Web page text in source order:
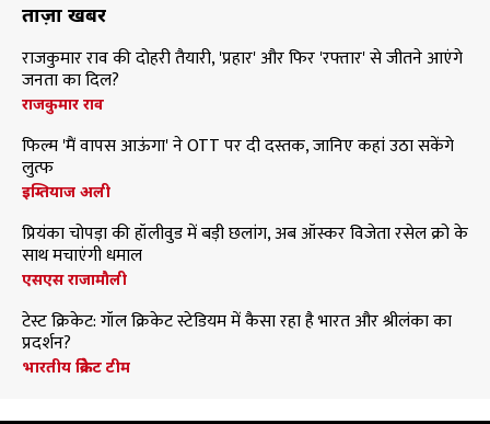
ताज़ा खबरें
राजकुमार राव की दोहरी तैयारी, 'प्रहार' और फिर 'रफ्तार' से जीतने आएंगे
जनता का दिल?
राजकुमार राव
फिल्म 'मैं वापस आऊंगा' ने OTT पर दी दस्तक, जानिए कहां उठा सकेंगे
लुत्फ
इम्तियाज अली
प्रियंका चोपड़ा की हॉलीवुड में बड़ी छलांग, अब ऑस्कर विजेता रसेल क्रो के
साथ मचाएंगी धमाल
एसएस राजामौली
टेस्ट क्रिकेट: गॉल क्रिकेट स्टेडियम में कैसा रहा है भारत और श्रीलंका का
प्रदर्शन?
भारतीय क्रिकेट टीम